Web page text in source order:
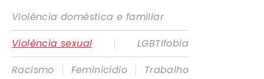
Violência doméstica e familiar
Violência sexual
|
LGBTIfobia
Racismo
| Feminicídio |
Trabalho